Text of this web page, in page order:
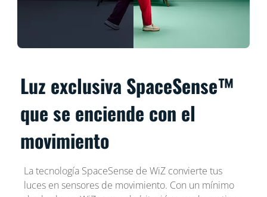
Luz exclusiva SpaceSense™
que se enciende con el
movimiento
La tecnología SpaceSense de WiZ convierte tus
luces en sensores de movimiento. Con un mínimo